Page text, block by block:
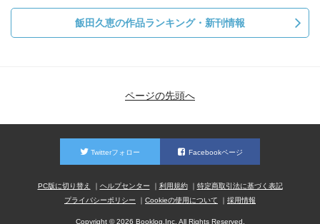
飯田久恵の作品ランキング・新刊情報
ページの先頭へ
Twitterフォロー Facebookページ
PC版に切り替え ヘルプセンター 利用規約
特定商取引法に基づく表記
プライバシーポリシー
Cookieの使用について 採用情報
Copyright © 2026 Booklog,Inc. All Rights Reserved.